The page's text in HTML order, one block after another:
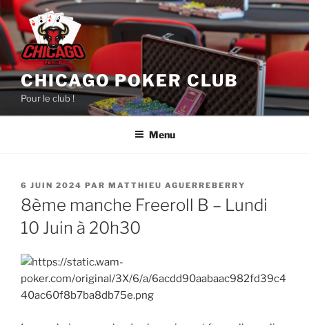
Aller
au
contenu
principal
CHICAGO POKER CLUB
Pour le club !
Menu
PUBLIÉ
LE
6 JUIN 2024 PAR MATTHIEU AGUERREBERRY
8ème manche Freeroll B – Lundi
10 Juin à 20h30